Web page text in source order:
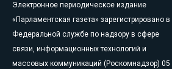
Электронное периодическое издание
«Парламентская газета» зарегистрировано в
Федеральной службе по надзору в сфере
связи, информационных технологий и
массовых коммуникаций (Роскомнадзор) 05